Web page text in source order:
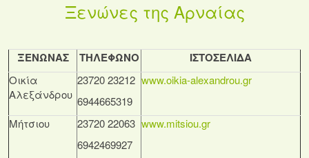
Ξενώνες της Αρναίας
ΞΕΝΩΝΑΣ ΤΗΛΕΦΩΝΟ ΙΣΤΟΣΕΛΙΔΑ
Οικία
Αλεξάνδρου
23720 23212
6944665319
www.oikia-alexandrou.gr
Μήτσιου
23720 22063
6942469927
www.mitsiou.gr